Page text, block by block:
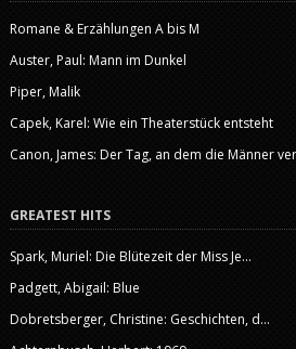
Romane & Erzählungen A bis M
Auster, Paul: Mann im Dunkel
Piper, Malik
Capek, Karel: Wie ein Theaterstück entsteht
Canon, James: Der Tag, an dem die Männer
GREATEST HITS
Spark, Muriel: Die Blütezeit der Miss Je...
Padgett, Abigail: Blue
Dobretsberger, Christine: Geschichten, d...